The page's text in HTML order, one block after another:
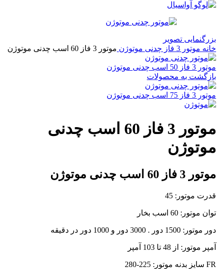
بزرگنمایی تصویر
خانه موتور 3 فاز چدنی موتوژن موتور 3 فاز 60 اسب چدنی موتوژن
موتور 3 فاز 50 اسب چدنی موتوژن
بازگشت به محصولات
موتور 3 فاز 75 اسب چدنی موتوژن
موتور 3 فاز 60 اسب چدنی
موتوژن
موتور 3 فاز 60 اسب چدنی موتوژن
قدرت موتور: 45
توان موتور: 60 اسب بخار
دور موتور: 1500 دور . 3000 دور و 1000 دور در دقیقه
آمپر موتور: از 48 تا 103 آمپر
FR سایز بدنه موتور: 225-280